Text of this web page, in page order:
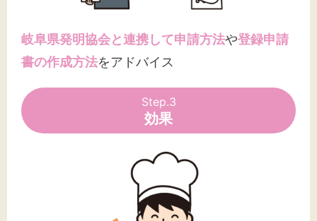
岐阜県発明協会と連携して申請方法や登録申請
書の作成方法をアドバイス
Step.3
効果